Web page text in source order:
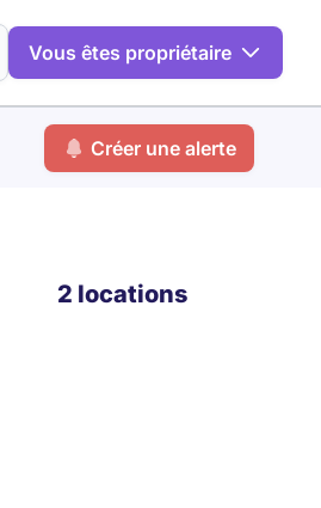
Vous êtes propriétaire
Créer une alerte
2 locations